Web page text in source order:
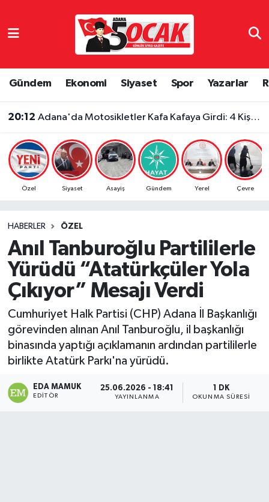
Gündem Ekonomi Siyaset Spor Yazarlar
20:12 Adana'da Motosikletler Kafa Kafaya Girdi: 4 Kişi Yaralandı
Özel Siyaset Asayiş Gündem Yerel Çevre
HABERLER ÖZEL
Anıl Tanburoğlu Partililerle
Yürüdü “Atatürkçüler Yola
Çıkıyor” Mesajı Verdi
Cumhuriyet Halk Partisi (CHP) Adana İl Başkanlığı
görevinden alınan Anıl Tanburoğlu, il başkanlığı
binasında yaptığı açıklamanın ardından partililerle
birlikte Atatürk Parkı'na yürüdü.
EDA MAMUK
EDITÖR
25.06.2026 - 18:41
YAYINLANMA
1 DK
OKUNMA SÜRESI
Dünya
Eğitim
Gündem
Haber Reklam
Magazin
Özel
Resmi İlanlar
Sağlık
Adana Nöbetçi Eczaneler
Adana Trafik Yoğunluk Haritası
Süper Lig Puan Durumu ve Fikstür
Son Dakika Haberleri
Haber Arşivi